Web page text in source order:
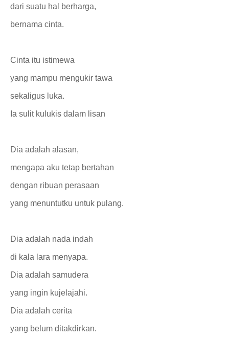
dari suatu hal berharga,
bernama cinta.
Cinta itu istimewa
yang mampu mengukir tawa
sekaligus luka.
Ia sulit kulukis dalam lisan
Dia adalah alasan,
mengapa aku tetap bertahan
dengan ribuan perasaan
yang menuntutku untuk pulang.
Dia adalah nada indah
di kala lara menyapa.
Dia adalah samudera
yang ingin kujelajahi.
Dia adalah cerita
yang belum ditakdirkan.